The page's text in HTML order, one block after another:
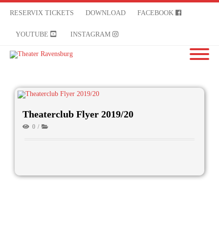
RESERVIX TICKETS DOWNLOAD FACEBOOK
YOUTUBE INSTAGRAM
Theaterclub Flyer 2019/20
0